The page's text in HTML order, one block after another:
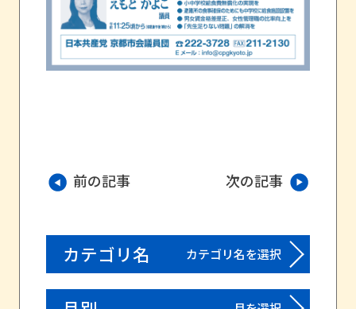
前の記事 次の記事
カテゴリ名 カテゴリ名を選択